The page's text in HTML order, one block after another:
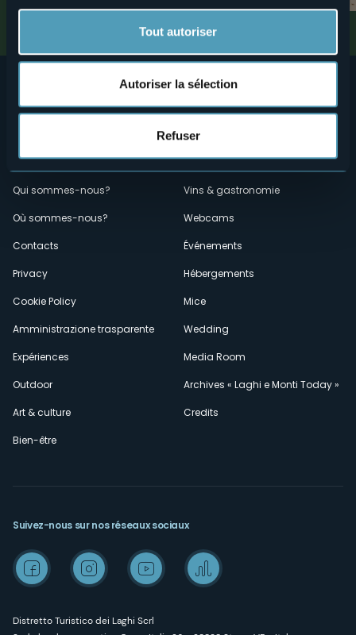
Tout autoriser
Autoriser la sélection
Refuser
Valli dell'Ossola
Menù
secondario
Qui sommes-nous?
Où sommes-nous?
Contacts
Privacy
Cookie Policy
Amministrazione trasparente
Expériences
Outdoor
Art & culture
Bien-être
Vins & gastronomie
Webcams
Événements
Hébergements
Mice
Wedding
Media Room
Archives « Laghi e Monti Today »
Credits
Distretto Turistico dei Laghi Scrl
Suivez-nous sur nos réseaux sociaux